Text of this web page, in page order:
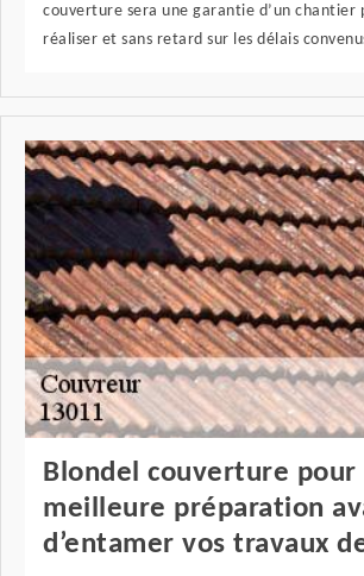
couverture sera une garantie d’un chantier
réaliser et sans retard sur les délais
Blondel couverture pour
meilleure préparation
d’entamer vos travaux